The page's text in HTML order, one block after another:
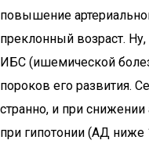
повышение
преклонный возраст.
ИБС (ишемической
пороков его развития.
странно, и при снижении
при гипотонии (АД ниже